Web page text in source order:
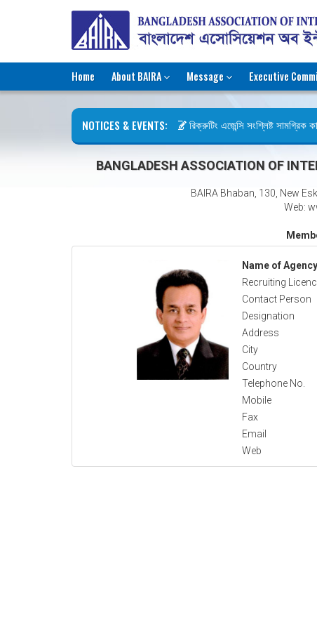
Home About BAIRA Message Executive
NOTICES & EVENTS: রিক্রুটিং এজেন্সি সংশ্লিষ্ট সামগ্রিক
BANGLADESH ASSOCIATION OF
BAIRA Bhaban, 130, New
Web:
Name of Agency
Recruiting
Contact Person
Designation
Address
City
Country
Telephone No.
Mobile
Fax
Email
Web